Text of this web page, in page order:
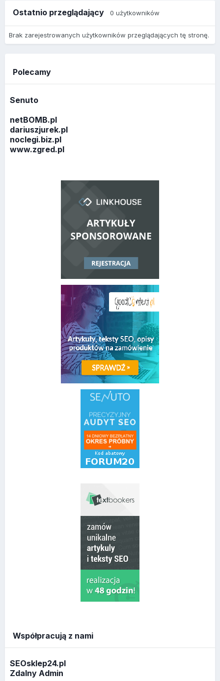
Ostatnio przeglądający 0 użytkowników
Brak zarejestrowanych użytkowników przeglądających tę stronę.
Polecamy
Senuto
netBOMB.pl
dariuszjurek.pl
noclegi.biz.pl
www.zgred.pl
Współpracują z nami
SEOsklep24.pl
Zdalny Admin